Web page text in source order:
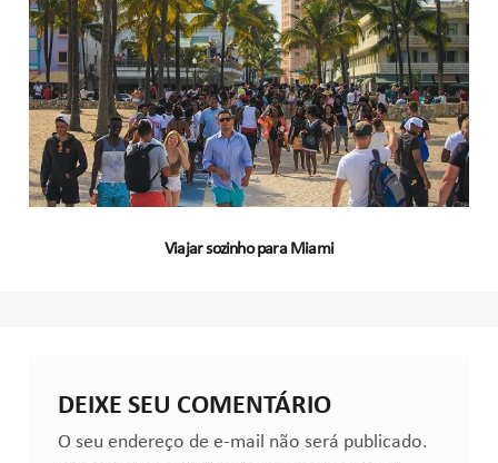
Viajar sozinho para Miami
DEIXE SEU COMENTÁRIO
O seu endereço de e-mail não será publicado.